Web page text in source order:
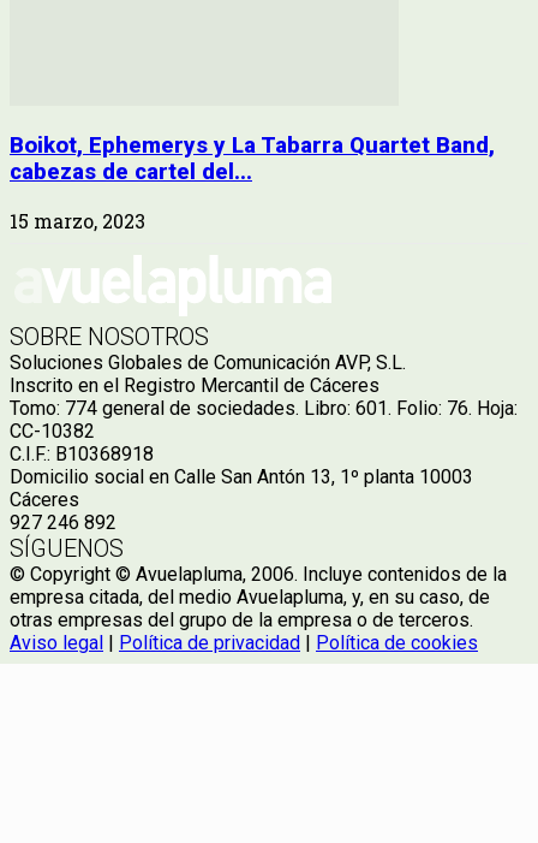
Boikot, Ephemerys y La Tabarra Quartet Band,
cabezas de cartel del...
15 marzo, 2023
SOBRE NOSOTROS
Soluciones Globales de Comunicación AVP, S.L.
Inscrito en el Registro Mercantil de Cáceres
Tomo: 774 general de sociedades. Libro: 601. Folio: 76. Hoja:
CC-10382
C.I.F.: B10368918
Domicilio social en Calle San Antón 13, 1º planta 10003
Cáceres
927 246 892
SÍGUENOS
© Copyright © Avuelapluma, 2006. Incluye contenidos de la
empresa citada, del medio Avuelapluma, y, en su caso, de
otras empresas del grupo de la empresa o de terceros.
Aviso legal | Política de privacidad | Política de cookies